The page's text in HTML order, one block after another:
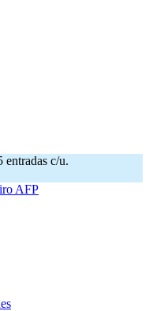
entradas c/u.
AFP